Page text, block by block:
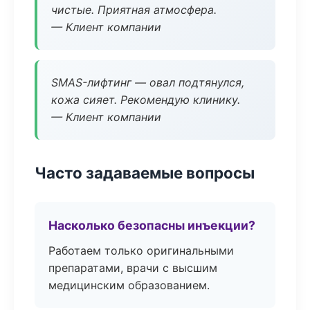
чистые. Приятная атмосфера.
— Клиент компании
SMAS-лифтинг — овал подтянулся,
кожа сияет. Рекомендую клинику.
— Клиент компании
Часто задаваемые вопросы
Насколько безопасны инъекции?
Работаем только оригинальными
препаратами, врачи с высшим
медицинским образованием.